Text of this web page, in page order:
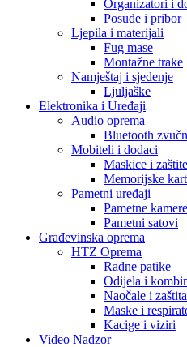
Organizatori i
Posuđe i pribor
Ljepila i materijali
Fug mase
Montažne trake
Namještaj i sjedenje
Ljuljaške
Elektronika i Uređaji
Audio oprema
Bluetooth
Mobiteli i dodaci
Maskice i zaštite
Memorijske
Pametni uređaji
Pametne
Pametni satovi
Građevinska oprema
HTZ Oprema
Radne patike
Odijela i
Naočale i
Maske i
Kacige i viziri
Video Nadzor